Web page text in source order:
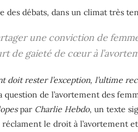
des débats, dans un climat très
une conviction de
de gaieté de cœur à
doit rester l’exception, l’ultime
de l’avortement des
par Charlie Hebdo, un texte
le droit à l’avortement